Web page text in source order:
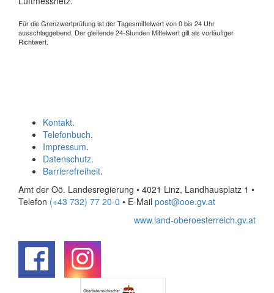
Für die Grenzwertprüfung ist der Tagesmittelwert von 0 bis 24 Uhr
ausschlaggebend. Der gleitende 24-Stunden Mittelwert gilt als vorläufiger
Richtwert.
Kontakt.
Telefonbuch.
Impressum.
Datenschutz.
Barrierefreiheit.
Amt der Oö. Landesregierung • 4021 Linz, Landhausplatz 1 •
Telefon (+43 732) 77 20-0 • E-Mail post@ooe.gv.at
www.land-oberoesterreich.gv.at